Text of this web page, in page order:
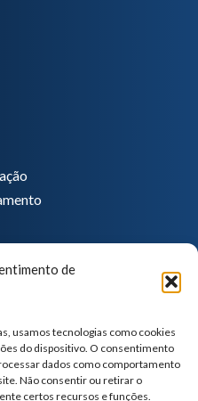
de
usamos tecnologias como cookies
do dispositivo. O consentimento
dados como comportamento
Não consentir ou retirar o
certos recursos e funções.